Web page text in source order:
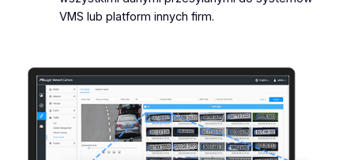
VMS lub platform innych firm.